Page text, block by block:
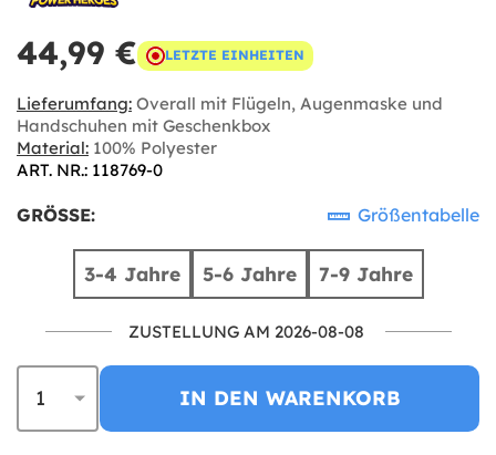
44,99 € LETZTE EINHEITEN
Lieferumfang: Overall mit Flügeln, Augenmaske und
Handschuhen mit Geschenkbox
Material: 100% Polyester
ART. NR.: 118769-0
GRÖSSE: Größentabelle
3-4 Jahre 5-6 Jahre 7-9 Jahre
ZUSTELLUNG AM 2026-08-08
IN DEN WARENKORB